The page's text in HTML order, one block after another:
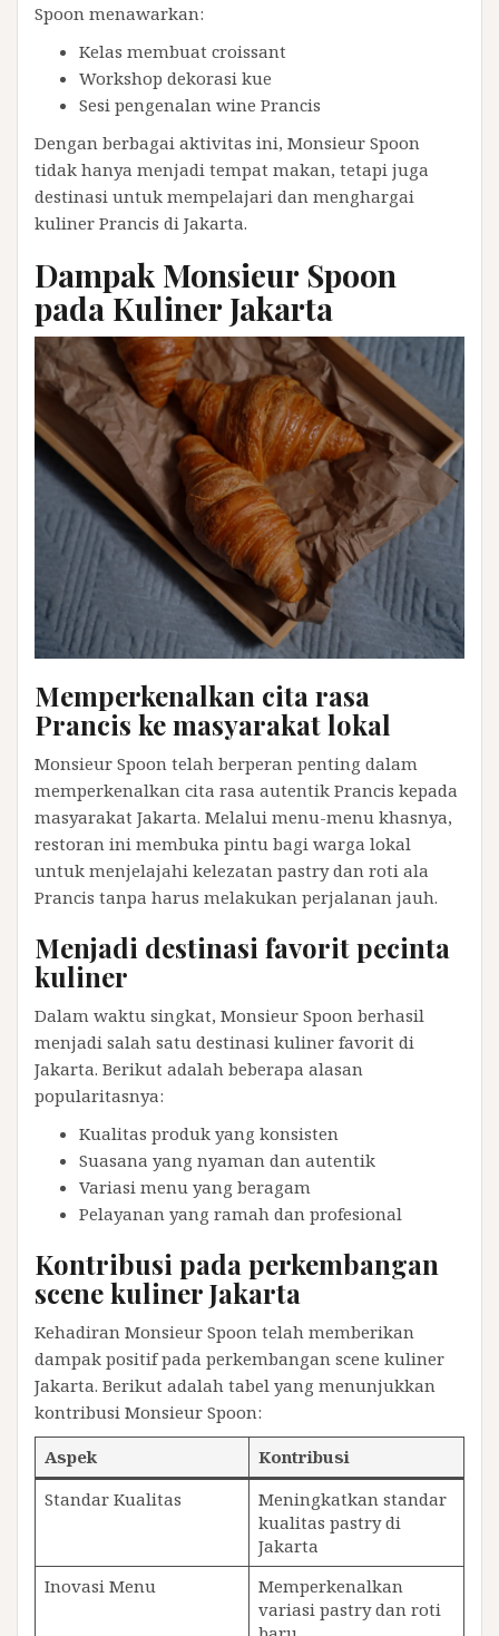
Spoon menawarkan:
Kelas membuat croissant
Workshop dekorasi kue
Sesi pengenalan wine Prancis
Dengan berbagai aktivitas ini, Monsieur Spoon
tidak hanya menjadi tempat makan, tetapi juga
destinasi untuk mempelajari dan menghargai
kuliner Prancis di Jakarta.
Dampak Monsieur Spoon
pada Kuliner Jakarta
Memperkenalkan cita rasa
Prancis ke masyarakat lokal
Monsieur Spoon telah berperan penting dalam
memperkenalkan cita rasa autentik Prancis kepada
masyarakat Jakarta. Melalui menu-menu khasnya,
restoran ini membuka pintu bagi warga lokal
untuk menjelajahi kelezatan pastry dan roti ala
Prancis tanpa harus melakukan perjalanan jauh.
Menjadi destinasi favorit pecinta
kuliner
Dalam waktu singkat, Monsieur Spoon berhasil
menjadi salah satu destinasi kuliner favorit di
Jakarta. Berikut adalah beberapa alasan
popularitasnya:
Kualitas produk yang konsisten
Suasana yang nyaman dan autentik
Variasi menu yang beragam
Pelayanan yang ramah dan profesional
Kontribusi pada perkembangan
scene kuliner Jakarta
Kehadiran Monsieur Spoon telah memberikan
dampak positif pada perkembangan scene kuliner
Jakarta. Berikut adalah tabel yang menunjukkan
kontribusi Monsieur Spoon:
Aspek
Kontribusi
Standar Kualitas
Meningkatkan standar
kualitas pastry di
Jakarta
Inovasi Menu
Memperkenalkan
variasi pastry dan roti